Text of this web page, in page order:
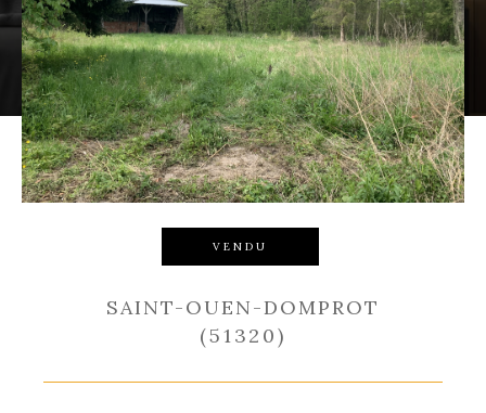
VENDU
SAINT-OUEN-DOMPROT
(51320)
Budget
Budget
Surface
Surface
Pièces
Pièces